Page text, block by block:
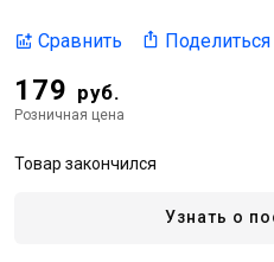
Сравнить Поделиться
179 руб.
Розничная цена
Товар закончился
Узнать о